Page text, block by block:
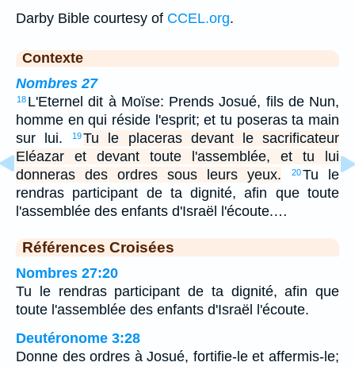
Darby Bible courtesy of CCEL.org.
Contexte
Nombres 27
18 L'Eternel dit à Moïse: Prends Josué, fils de Nun,
homme en qui réside l'esprit; et tu poseras ta main
sur lui.
19Tu le placeras devant le sacrificateur
Eléazar et devant toute l'assemblée, et tu lui
donneras des ordres sous leurs yeux.
20Tu le
rendras participant de ta dignité, afin que toute
l'assemblée des enfants d'Israël l'écoute.…
Références Croisées
Nombres 27:20
Tu le rendras participant de ta dignité, afin que
toute l'assemblée des enfants d'Israël l'écoute.
Deutéronome 3:28
Donne des ordres à Josué, fortifie-le et affermis-le;